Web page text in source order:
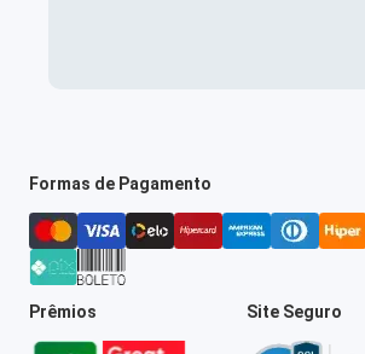
Formas de Pagamento
Prêmios Site Seguro